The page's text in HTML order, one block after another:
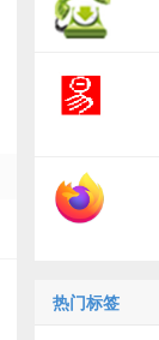
热门标签